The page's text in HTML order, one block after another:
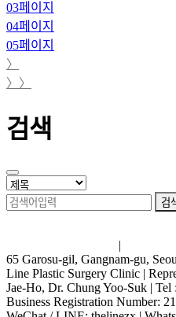
03페이지
04페이지
05페이지
〉
〉〉
검색
검
|
65 Garosu-gil, Gangnam-gu,
Line Plastic Surgery Clinic |
Jae-Ho, Dr. Chung Yoo-Suk |
Business Registration Number: